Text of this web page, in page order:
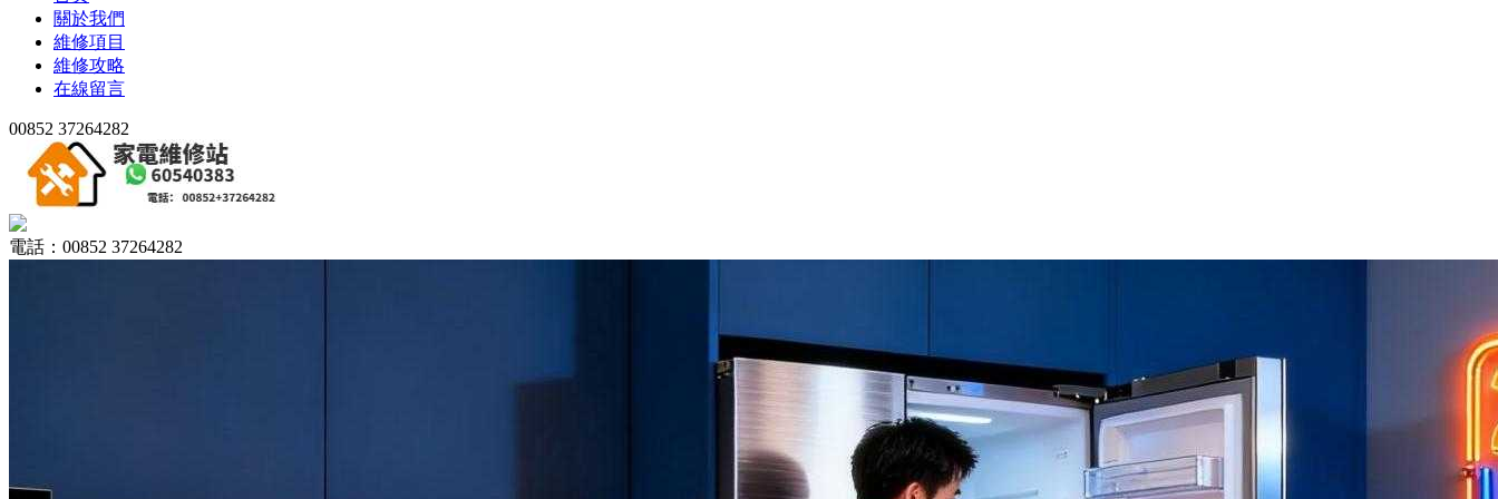
關於我們
維修項目
維修攻略
在線留言
00852 37264282
電話：00852 37264282